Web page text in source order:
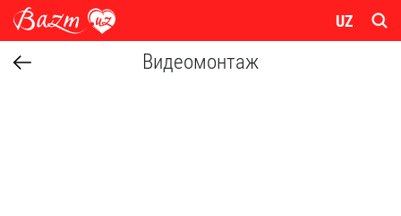
UZ
Видеомонтаж